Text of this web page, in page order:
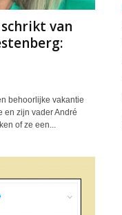
van
behoorlijke vakantie
en zijn vader André
of ze een...